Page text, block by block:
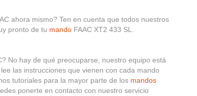
ahora mismo? Ten en cuenta que todos nuestros
pronto de tu mando FAAC XT2 433 SL.
No hay de qué preocuparse, nuestro equipo está
las instrucciones que vienen con cada mando
tutoriales para la mayor parte de los mandos
ponerte en contacto con nuestro servicio